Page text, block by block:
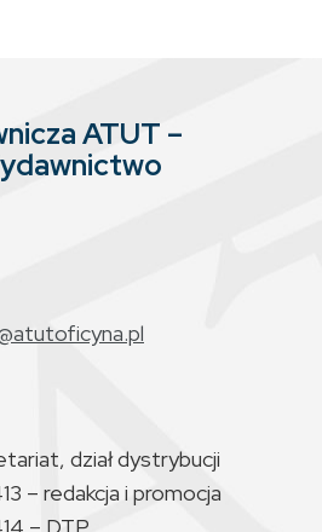
ATUT –
dział dystrybucji
– redakcja i promocja
– DTP